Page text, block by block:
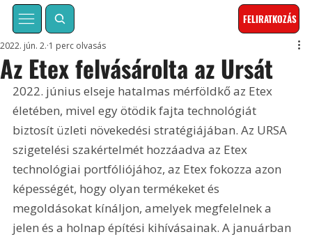
FELIRATKOZÁS
Az Etex felvásárolta az Ursát
2022. jún. 2. 1 perc olvasás
2022. június elseje hatalmas mérföldkő az Etex
életében, mivel egy ötödik fajta technológiát
biztosít üzleti növekedési stratégiájában. Az URSA
szigetelési szakértelmét hozzáadva az Etex
technológiai portfóliójához, az Etex fokozza azon
képességét, hogy olyan termékeket és
megoldásokat kínáljon, amelyek megfelelnek a
jelen és a holnap építési kihívásainak. A januárban